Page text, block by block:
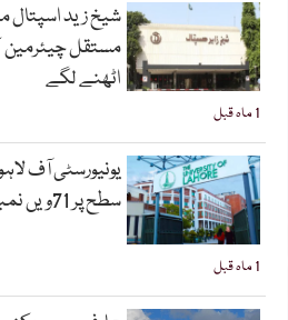
1 ماہ قبل
شیخ زید اسپتال
مستقل چیئرمین
اٹھنے لگے
1 ماہ قبل
یونیورسٹی آف
سطح پر 71ویں نمبر پر، نئی تاریخ رقم